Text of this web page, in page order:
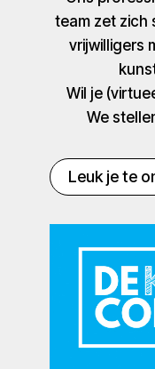
team zet zich
vrijwilligers
Wil je
We
Leuk je te